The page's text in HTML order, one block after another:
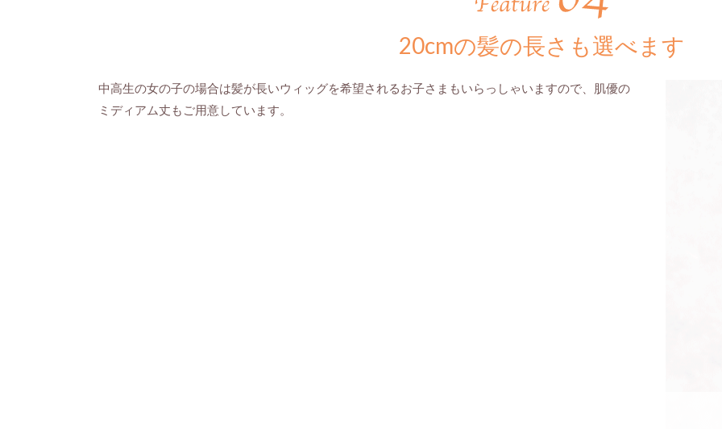
20cmの髪の長さも選べます
中高生の女の子の場合は髪が長いウィッグを希望されるお子さまもいらっしゃいますので、 肌優の
ミディアム丈もご用意しています。